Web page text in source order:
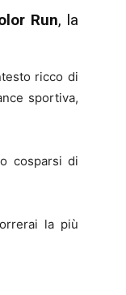
Run, la
ricco di
sportiva,
cosparsi di
la più